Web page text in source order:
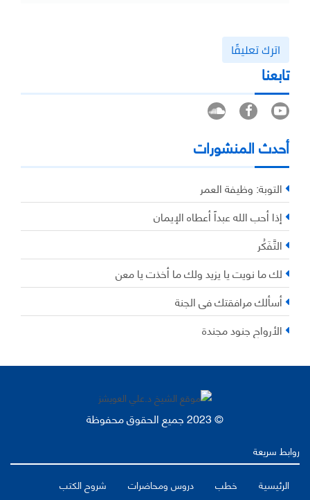
اترك تعليقًا
تابعنا
أحدث المنشورات
التوبة: وظيفة العمر
إذا أحب الله عبداً أعطاه الإيمان
التَّفَكُر
لك ما نويت يا يزيد ولك ما أخذت يا معن
أسألك مرافقتك في الجنة
الأرواح جنود مجندة
© 2023 جميع الحقوق محفوظة
روابط سريعة
الرئيسية
خطب دروس ومحاضرات شروح الكتب